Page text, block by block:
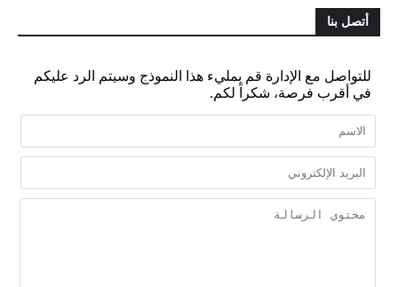
أتصل بنا
للتواصل مع الإدارة قم بمليء هذا النموذج وسيتم الرد عليكم
في أقرب فرصة، شكراً لكم.